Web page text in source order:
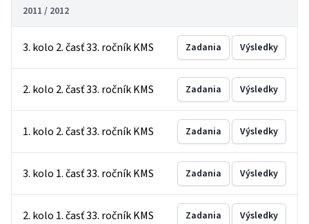
2011 / 2012
3. kolo 2. časť 33. ročník KMS Zadania Výsledky
2. kolo 2. časť 33. ročník KMS Zadania Výsledky
1. kolo 2. časť 33. ročník KMS Zadania Výsledky
3. kolo 1. časť 33. ročník KMS Zadania Výsledky
2. kolo 1. časť 33. ročník KMS Zadania Výsledky